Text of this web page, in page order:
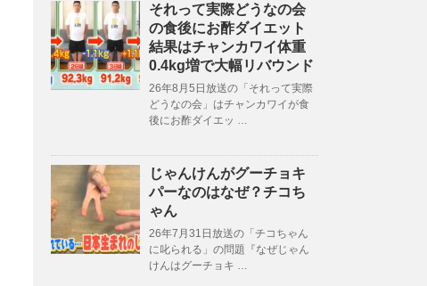
それって実際どうなの会
の食後にお酢ダイエット
結果はチャンカワイ体重
0.4kg増で大幅リバウンド
26年8月5日放送の「それって実際
どうなの会」はチャンカワイが食
後にお酢ダイエッ …
じゃんけんがグーチョキ
パーなのはなぜ？チコち
ゃん
26年7月31日放送の「チコちゃん
に叱られる」の問題『なぜじゃん
けんはグーチョキ …